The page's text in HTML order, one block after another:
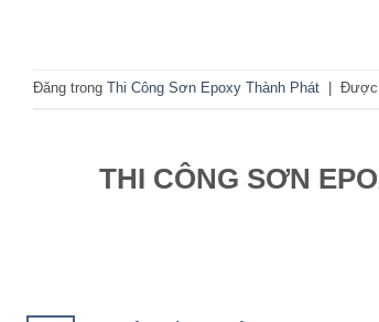
Đăng trong Thi Công Sơn Epoxy Thành Phát Được
THI CÔNG SƠN